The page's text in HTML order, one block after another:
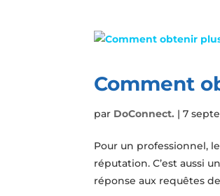
Comment
par DoConnect. |7
Pour un professionnel,
réputation. C’est aussi
réponse aux requêtes